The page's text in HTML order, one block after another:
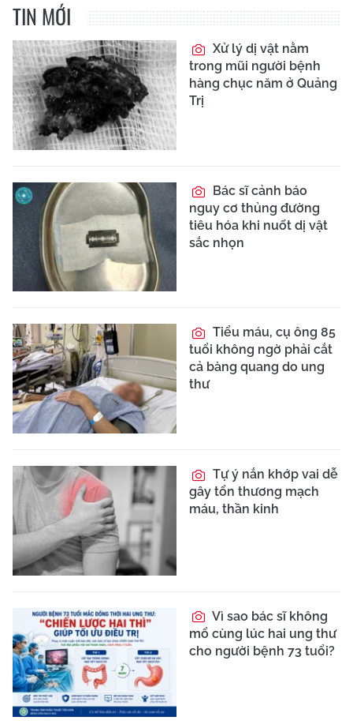
TIN MỚI
Xử lý dị vật nằm
trong mũi người bệnh
hàng chục năm ở Quảng
Trị
Bác sĩ cảnh báo
nguy cơ thủng đường
tiêu hóa khi nuốt dị vật
sắc nhọn
Tiểu máu, cụ ông 85
tuổi không ngờ phải cắt
cả bàng quang do ung
thư
Tự ý nắn khớp vai dễ
gây tổn thương mạch
máu, thần kinh
Vì sao bác sĩ không
mổ cùng lúc hai ung thư
cho người bệnh 73 tuổi?